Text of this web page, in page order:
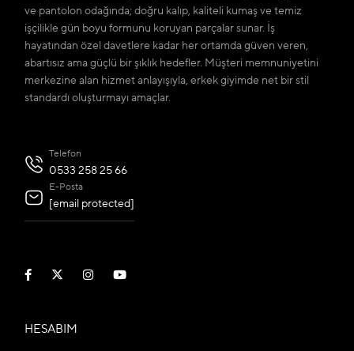
ve pantolon odağında; doğru kalıp, kaliteli kumaş ve temiz
işçilikle gün boyu formunu koruyan parçalar sunar. İş
hayatından özel davetlere kadar her ortamda güven veren,
abartısız ama güçlü bir şıklık hedefler. Müşteri memnuniyetini
merkezine alan hizmet anlayışıyla, erkek giyimde net bir stil
standardı oluşturmayı amaçlar.
Telefon
0533 258 25 66
E-Posta
[email protected]
HESABIM